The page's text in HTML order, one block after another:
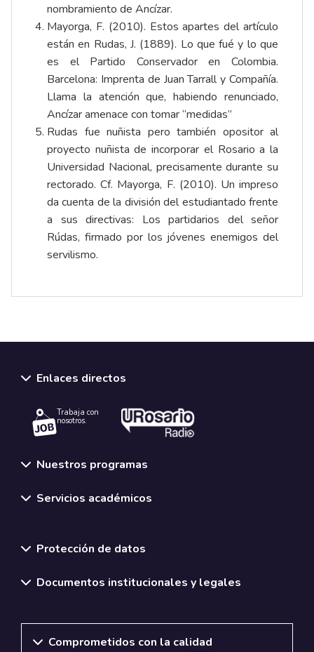
nombramiento de Ancízar.
Mayorga, F. (2010). Estos apartes del artículo
están en Rudas, J. (1889). Lo que fué y lo que
es el Partido Conservador en Colombia.
Barcelona: Imprenta de Juan Tarrall y Compañía.
Llama la atención que, habiendo renunciado,
Ancízar amenace con tomar “medidas”
Rudas fue nuñista pero también opositor al
proyecto nuñista de incorporar el Rosario a la
Universidad Nacional, precisamente durante su
rectorado. Cf. Mayorga, F. (2010). Un impreso
da cuenta de la división del estudiantado frente
a sus directivas: Los partidarios del señor
Rúdas, firmado por los jóvenes enemigos del
servilismo.
Enlaces directos
Trabaja con
nosotros.
Nuestros programas
Servicios académicos
Protección de datos
Documentos institucionales y legales
Comprometidos con la calidad